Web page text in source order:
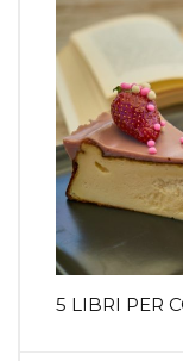
5 LIBRI PER